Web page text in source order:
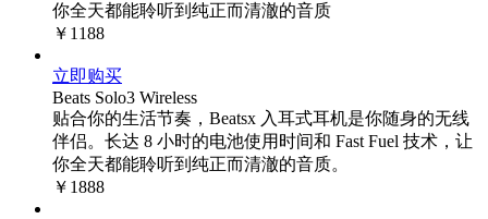
你全天都能聆听到纯正而清澈的音质
￥1188
立即购买
Beats Solo3 Wireless
贴合你的生活节奏，Beatsx 入耳式耳机是你随身的无线
伴侣。长达 8 小时的电池使用时间和 Fast Fuel 技术，让
你全天都能聆听到纯正而清澈的音质。
￥1888